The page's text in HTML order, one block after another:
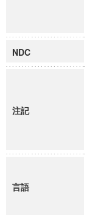
NDC
注記
言語